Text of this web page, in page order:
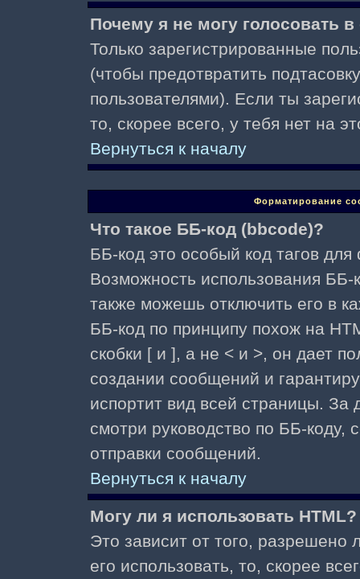
Почему я не могу голосовать
Только зарегистрированные
(чтобы предотвратить
пользователями). Если ты
то, скорее всего, у тебя нет на
Вернуться к началу
Форматирование
Что такое ББ-код (bbcode)?
ББ-код это особый код тагов
Возможность использования
также можешь отключить его в
ББ-код по принципу похож на
скобки [ и ], а не < и >, он дает
создании сообщений и
испортит вид всей страницы.
смотри руководство по ББ-коду,
отправки сообщений.
Вернуться к началу
Могу ли я использовать HTML?
Это зависит от того,
его использовать, то, скорее